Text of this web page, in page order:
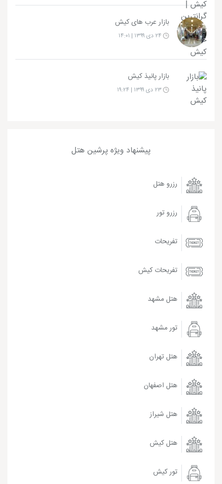
بازار عرب های کیش
بازار پانیذ کیش
پیشنهاد ویژه پرشین هتل
رزرو هتل
رزرو تور
تفریحات
تفریحات کیش
هتل مشهد
تور مشهد
هتل تهران
هتل اصفهان
هتل شیراز
هتل کیش
تور کیش